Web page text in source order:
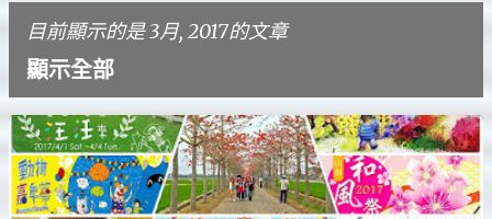
目前顯示的是 3月, 2017的文章
顯示全部
發
表